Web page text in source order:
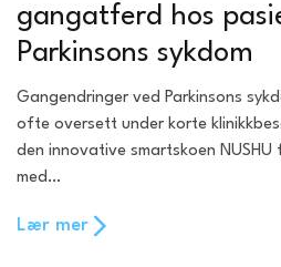
gangatferd hos
Parkinsons sykdom
Gangendringer ved Parkinsons
ofte oversett under korte
den innovative smartskoen
med…
Lær mer